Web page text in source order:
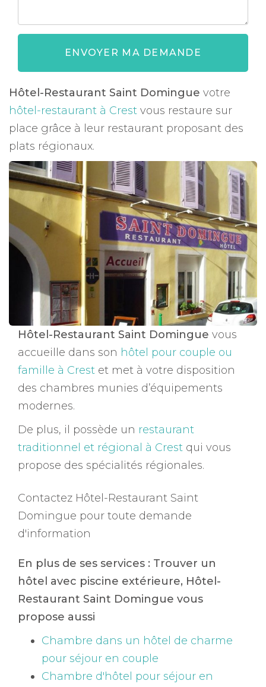
ENVOYER MA DEMANDE
Hôtel-Restaurant Saint Domingue votre
hôtel-restaurant à Crest vous restaure sur
place grâce à leur restaurant proposant des
plats régionaux.
Hôtel-Restaurant Saint Domingue vous
accueille dans son hôtel pour couple ou
famille à Crest et met à votre disposition
des chambres munies d’équipements
modernes.
De plus, il possède un restaurant
traditionnel et régional à Crest qui vous
propose des spécialités régionales.
Contactez Hôtel-Restaurant Saint
Domingue pour toute demande
d'information
En plus de ses services : Trouver un
hôtel avec piscine extérieure, Hôtel-
Restaurant Saint Domingue vous
propose aussi
Chambre dans un hôtel de charme
pour séjour en couple
Chambre d'hôtel pour séjour en